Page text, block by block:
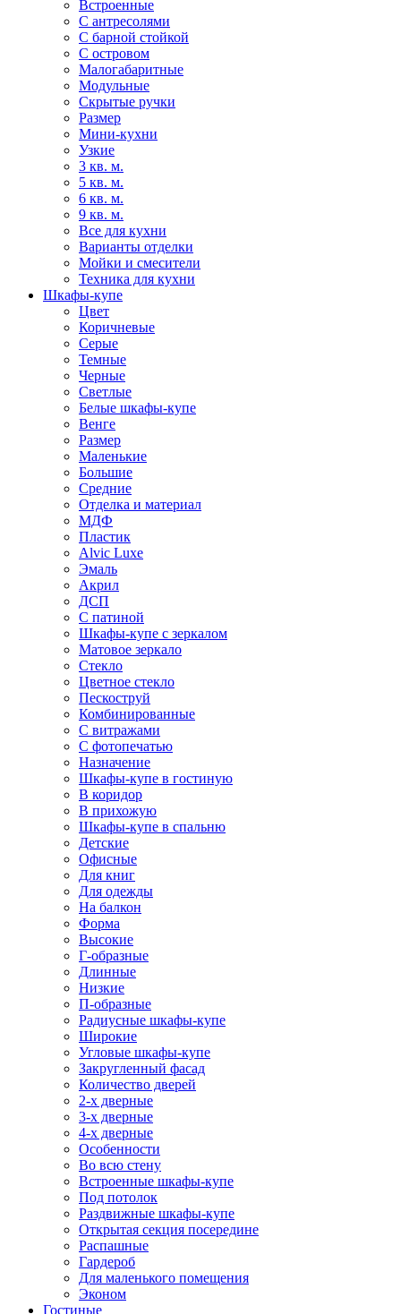
Встроенные
С антресолями
С барной стойкой
С островом
Малогабаритные
Модульные
Скрытые ручки
Размер
Мини-кухни
Узкие
3 кв. м.
5 кв. м.
6 кв. м.
9 кв. м.
Все для кухни
Варианты отделки
Мойки и смесители
Техника для кухни
Шкафы-купе
Цвет
Коричневые
Серые
Темные
Черные
Светлые
Белые шкафы-купе
Венге
Размер
Маленькие
Большие
Средние
Отделка и материал
МДФ
Пластик
Alvic Luxe
Эмаль
Акрил
ДСП
С патиной
Шкафы-купе с зеркалом
Матовое зеркало
Стекло
Цветное стекло
Пескоструй
Комбинированные
С витражами
С фотопечатью
Назначение
Шкафы-купе в гостиную
В коридор
В прихожую
Шкафы-купе в спальню
Детские
Офисные
Для книг
Для одежды
На балкон
Форма
Высокие
Г-образные
Длинные
Низкие
П-образные
Радиусные шкафы-купе
Широкие
Угловые шкафы-купе
Закругленный фасад
Количество дверей
2-х дверные
3-х дверные
4-х дверные
Особенности
Во всю стену
Встроенные шкафы-купе
Под потолок
Раздвижные шкафы-купе
Открытая секция посередине
Распашные
Гардероб
Для маленького помещения
Эконом
Гостиные